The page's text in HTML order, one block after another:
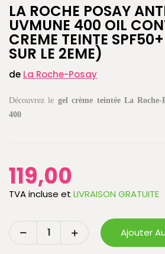
LA ROCHE POSAY
UVMUNE 400 OIL
CREME TEINTE
SUR LE 2EME)
de La Roche-Posay
Découvrez le gel crème teintée La
400
119,00
TVA incluse et LIVRAISON GRATUITE
Ajouter